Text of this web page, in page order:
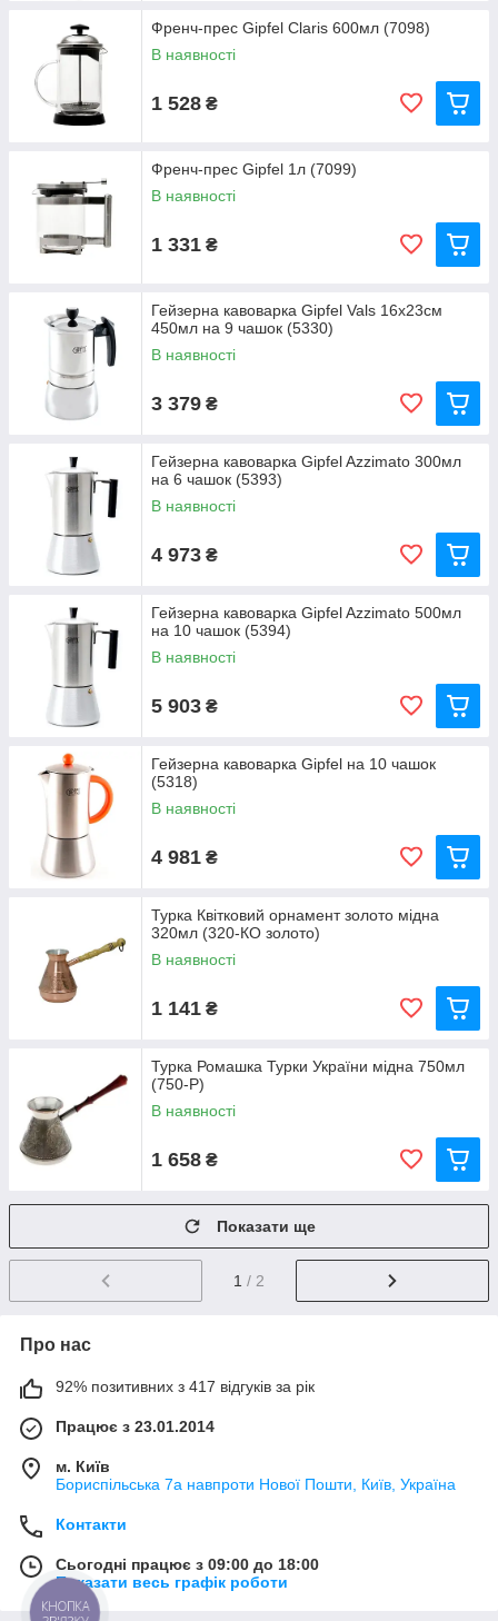
Френч-прес Gipfel Claris 600мл (7098)
В наявності
1 528 ₴
Френч-прес Gipfel 1л (7099)
В наявності
1 331 ₴
Гейзерна кавоварка Gipfel Vals 16х23см
450мл на 9 чашок (5330)
В наявності
3 379 ₴
Гейзерна кавоварка Gipfel Azzimato 300мл
на 6 чашок (5393)
В наявності
4 973 ₴
Гейзерна кавоварка Gipfel Azzimato 500мл
на 10 чашок (5394)
В наявності
5 903 ₴
Гейзерна кавоварка Gipfel на 10 чашок
(5318)
В наявності
4 981 ₴
Турка Квітковий орнамент золото мідна
320мл (320-КО золото)
В наявності
1 141 ₴
Турка Ромашка Турки України мідна 750мл
(750-Р)
В наявності
1 658 ₴
Показати ще
1 / 2
Про нас
92% позитивних з 417 відгуків за рік
Працює з 23.01.2014
м. Київ
Бориспільська 7а навпроти Нової Пошти, Київ, Україна
Контакти
Сьогодні працює з 09:00 до 18:00
Показати весь графік роботи
КНОПКА